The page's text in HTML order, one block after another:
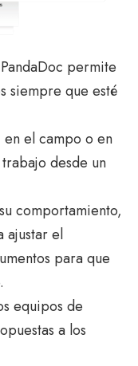
permite
siempre que esté
el campo o en
desde un
comportamiento,
ajustar el
para que
equipos de
a los